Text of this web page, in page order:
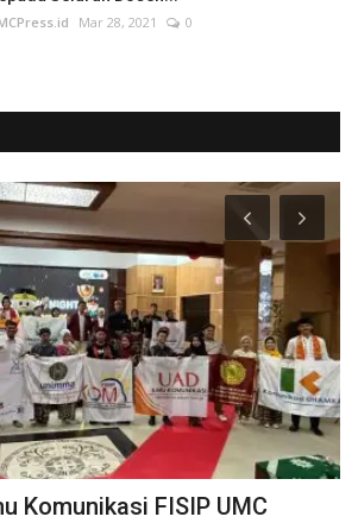
Mar 28, 2021 0
Komunikasi FISIP UMC